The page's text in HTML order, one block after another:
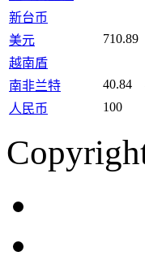
新台币
美元
710.89
越南盾
南非兰特
40.84
人民币
100